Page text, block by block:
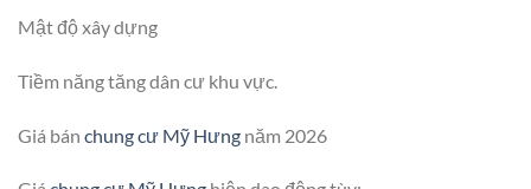
Mật độ xây dựng
Tiềm năng tăng dân cư khu vực.
Giá bán chung cư Mỹ Hưng năm 2026